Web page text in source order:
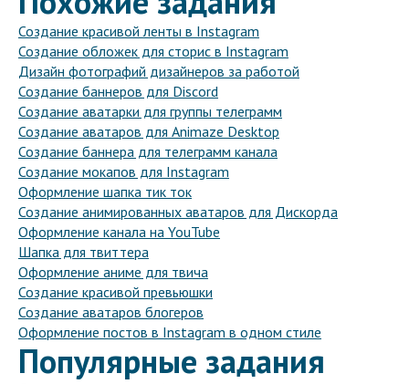
Создание красивой ленты в Instagram
Создание обложек для сторис в Instagram
Дизайн фотографий дизайнеров за работой
Создание баннеров для Discord
Создание аватарки для группы телеграмм
Создание аватаров для Animaze Desktop
Создание баннера для телеграмм канала
Создание мокапов для Instagram
Оформление шапка тик ток
Создание анимированных аватаров для Дискорда
Оформление канала на YouTube
Шапка для твиттера
Оформление аниме для твича
Создание красивой превьюшки
Создание аватаров блогеров
Оформление постов в Instagram в одном стиле
Популярные задания